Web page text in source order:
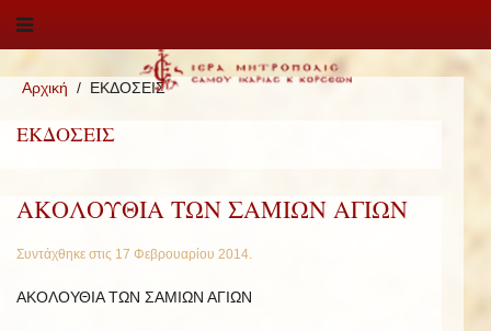
Αρχική ΕΚΔΟΣΕΙΣ
ΕΚΔΟΣΕΙΣ
ΑΚΟΛΟΥΘΙΑ ΤΩΝ ΣΑΜΙΩΝ ΑΓΙΩΝ
Συντάχθηκε στις 17 Φεβρουαρίου 2014.
ΑΚΟΛΟΥΘΙΑ ΤΩΝ ΣΑΜΙΩΝ ΑΓΙΩΝ